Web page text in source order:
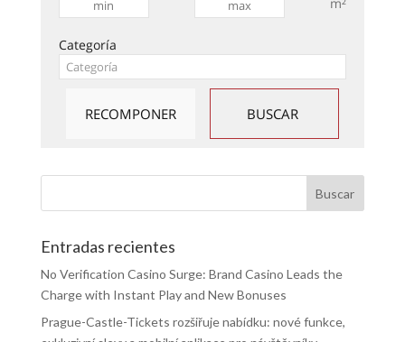
Categoría
Entradas recientes
No Verification Casino Surge: Brand Casino Leads the
Charge with Instant Play and New Bonuses
Prague-Castle-Tickets rozšiřuje nabídku: nové funkce,